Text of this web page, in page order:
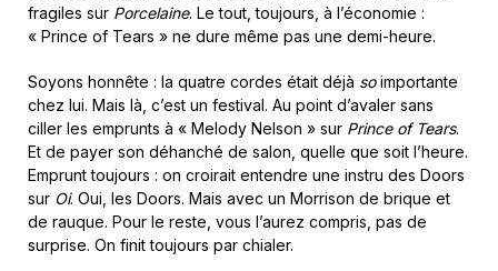
fragiles sur Porcelaine. Le tout, toujours, à l’économie :
« Prince of Tears » ne dure même pas une demi-heure.
Soyons honnête : la quatre cordes était déjà soimportante
chez lui. Mais là, c’est un festival. Au point d’avaler sans
ciller les emprunts à « Melody Nelson » sur Prince of Tears.
Et de payer son déhanché de salon, quelle que soit l’heure.
Emprunt toujours : on croirait entendre une instru des Doors
sur Oi. Oui, les Doors. Mais avec un Morrison de brique et
de rauque. Pour le reste, vous l’aurez compris, pas de
surprise. On finit toujours par chialer.